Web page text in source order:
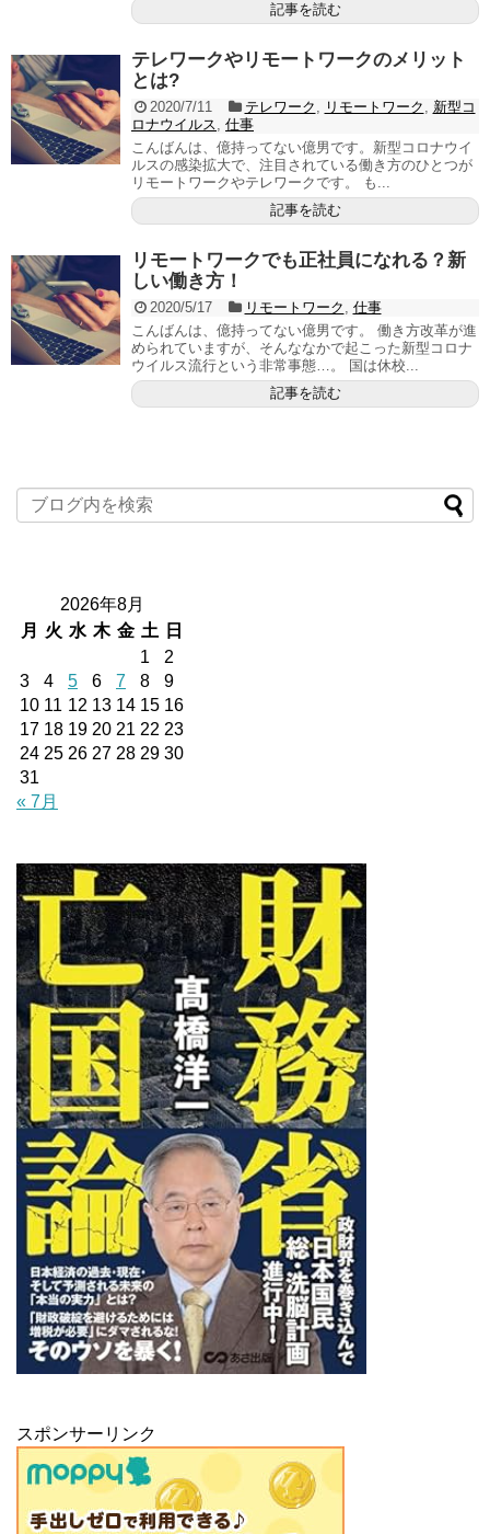
記事を読む
テレワークやリモートワークのメリット
とは?
2020/7/11 テレワーク , リモートワーク , 新型コ
ロナウイルス, 仕事
こんばんは、億持ってない億男です。新型コロナウイ
ルスの感染拡大で、注目されている働き方のひとつが
リモートワークやテレワークです。 も...
記事を読む
リモートワークでも正社員になれる？新
しい働き方！
2020/5/17 リモートワーク , 仕事
こんばんは、億持ってない億男です。 働き方改革が進
められていますが、そんななかで起こった新型コロナ
ウイルス流行という非常事態…。 国は休校...
記事を読む
2026年8月
月
火 水 木 金 土
日
1
2
3
4 5 6 7 8
9
10 11 12 13 14 15 16
17 18 19 20 21 22 23
24 25 26 27 28 29 30
31
« 7月
スポンサーリンク